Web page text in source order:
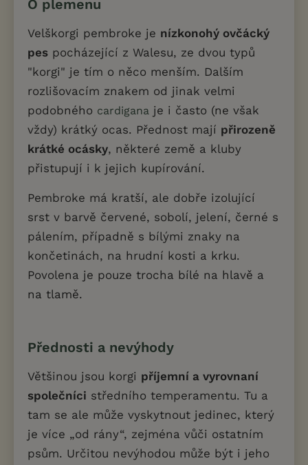
O plemenu
Velškorgi pembroke je nízkonohý ovčácký
pes pocházející z Walesu, ze dvou typů
"korgi" je tím o něco menším. Dalším
rozlišovacím znakem od jinak velmi
podobného cardigana je i často (ne však
vždy) krátký ocas. Přednost mají přirozeně
krátké ocásky, některé země a kluby
přistupují i k jejich kupírování.
Pembroke má kratší, ale dobře izolující
srst v barvě červené, sobolí, jelení, černé s
pálením, případně s bílými znaky na
končetinách, na hrudní kosti a krku.
Povolena je pouze trocha bílé na hlavě a
na tlamě.
Přednosti a nevýhody
Většinou jsou korgi příjemní a vyrovnaní
společníci středního temperamentu. Tu a
tam se ale může vyskytnout jedinec, který
je více „od rány“, zejména vůči ostatním
psům. Určitou nevýhodou může být i jeho